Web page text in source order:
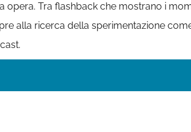
Tra flashback che mostrano i
alla ricerca della sperimentazione